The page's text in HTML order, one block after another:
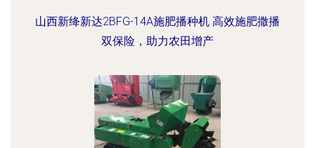
山西新绛新达2BFG-14A施肥播种机 高效施肥撒播
双保险，助力农田增产